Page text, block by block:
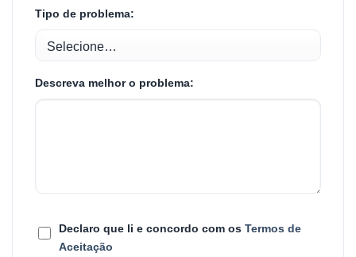
Tipo de problema:
Descreva melhor o problema:
Declaro que li e concordo com os Termos de
Aceitação